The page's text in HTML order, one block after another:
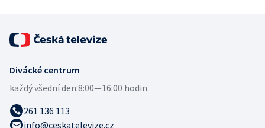
Divácké centrum
každý všední den:8:00—16:00 hodin
261 136 113
info@ceskatelevize.cz